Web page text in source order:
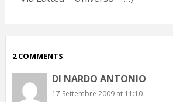
2 COMMENTS
DI NARDO ANTONIO
17 Settembre 2009 at 11:10